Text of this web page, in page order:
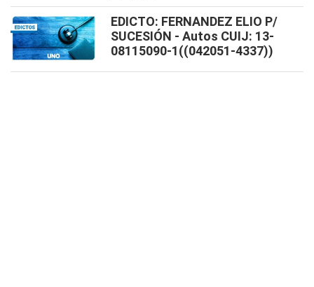
EDICTO: FERNANDEZ ELIO P/
SUCESIÓN - Autos CUIJ: 13-
08115090-1((042051-4337))